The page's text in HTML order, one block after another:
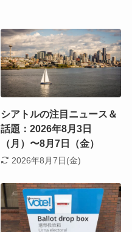
シアトルの注目ニュース＆
話題：2026年8月3日
（月）〜8月7日（金）
2026年8月7日(金)